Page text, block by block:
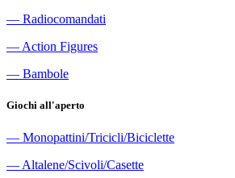
― Radiocomandati
― Action Figures
― Bambole
Giochi all'aperto
― Monopattini/Tricicli/Biciclette
― Altalene/Scivoli/Casette